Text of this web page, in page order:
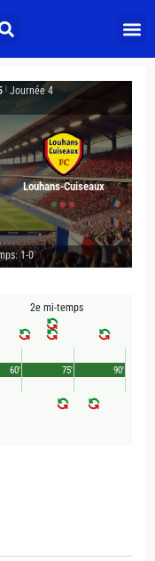
Journée 4
Louhans-Cuiseaux
1-0
2e mi-temps
90'
60' 75'